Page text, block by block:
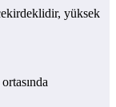
yüksek